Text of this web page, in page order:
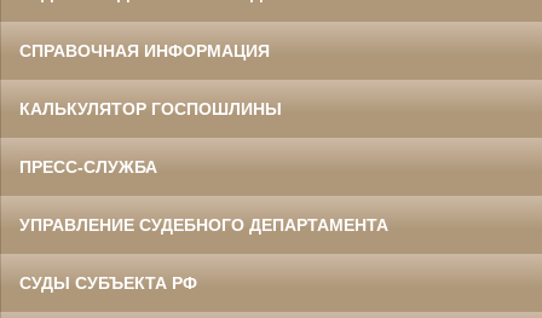
СПРАВОЧНАЯ ИНФОРМАЦИЯ
КАЛЬКУЛЯТОР ГОСПОШЛИНЫ
ПРЕСС-СЛУЖБА
УПРАВЛЕНИЕ СУДЕБНОГО ДЕПАРТАМЕНТА
СУДЫ СУБЪЕКТА РФ